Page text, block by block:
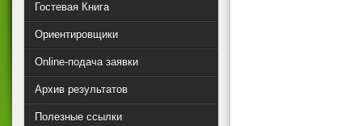
Гостевая Книга
Ориентировщики
Online-подача заявки
Архив результатов
Полезные ссылки